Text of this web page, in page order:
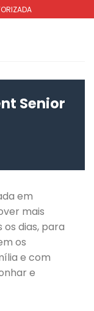
Senior
em
mais
os dias, para
os
e com
e